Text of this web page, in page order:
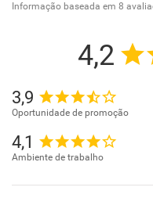
Informação baseada em 8
4,2
3,9
Oportunidade de promoção
4,1
Ambiente de trabalho